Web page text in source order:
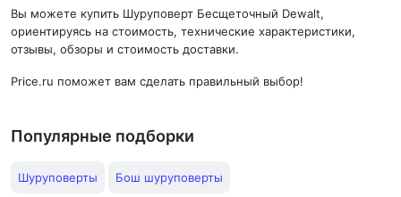
Вы можете купить Шуруповерт Бесщеточный Dewalt,
ориентируясь на стоимость, технические характеристики,
отзывы, обзоры и стоимость доставки.
Price.ru поможет вам сделать правильный выбор!
Популярные подборки
Шуруповерты Бош шуруповерты